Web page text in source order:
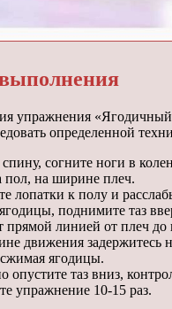
упражнения
определенной
согните ноги в
пол, на ширине плеч.
лопатки к полу и
поднимите таз
прямой линией от плеч до
движения задержитесь
ягодицы.
опустите таз вниз,
упражнение 10-15 раз.